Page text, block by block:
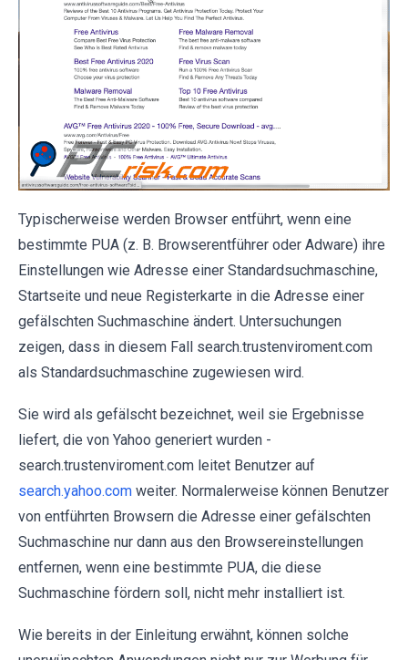
Typischerweise werden Browser entführt, wenn eine
bestimmte PUA (z. B. Browserentführer oder Adware) ihre
Einstellungen wie Adresse einer Standardsuchmaschine,
Startseite und neue Registerkarte in die Adresse einer
gefälschten Suchmaschine ändert. Untersuchungen
zeigen, dass in diesem Fall search.trustenviroment.com
als Standardsuchmaschine zugewiesen wird.
Sie wird als gefälscht bezeichnet, weil sie Ergebnisse
liefert, die von Yahoo generiert wurden -
search.trustenviroment.com leitet Benutzer auf
search.yahoo.com weiter. Normalerweise können Benutzer
von entführten Browsern die Adresse einer gefälschten
Suchmaschine nur dann aus den Browsereinstellungen
entfernen, wenn eine bestimmte PUA, die diese
Suchmaschine fördern soll, nicht mehr installiert ist.
Wie bereits in der Einleitung erwähnt, können solche